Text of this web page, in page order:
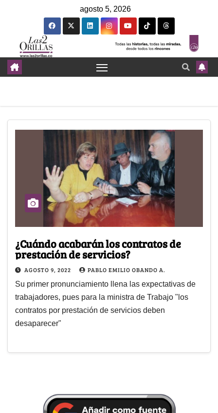
agosto 5, 2026
¿Cuándo acabarán los contratos de
prestación de servicios?
AGOSTO 9, 2022 PABLO EMILIO OBANDO A.
Su primer pronunciamiento llena las expectativas de
trabajadores, pues para la ministra de Trabajo "los
contratos por prestación de servicios deben
desaparecer"